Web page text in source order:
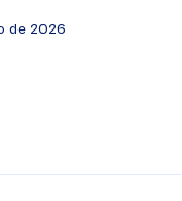
de 2026